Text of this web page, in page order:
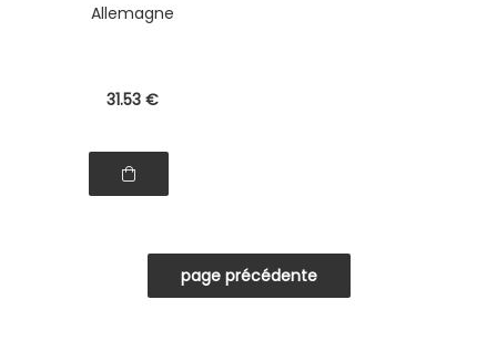
Allemagne
31.53 €